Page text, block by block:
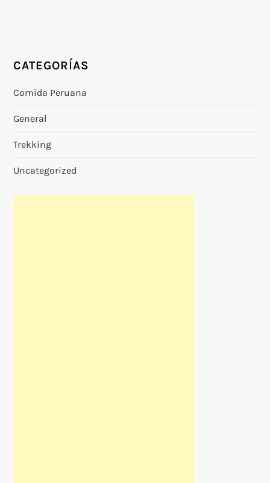
CATEGORÍAS
Comida Peruana
General
Trekking
Uncategorized